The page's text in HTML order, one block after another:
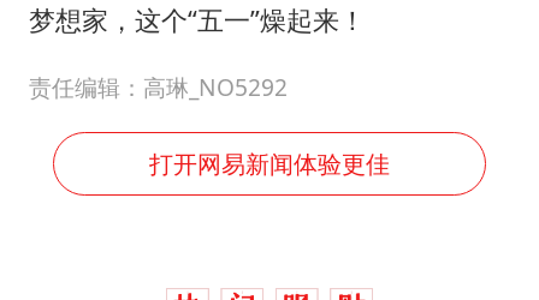
梦想家，这个“五一”燥起来！
责任编辑：高琳_NO5292
打开网易新闻体验更佳